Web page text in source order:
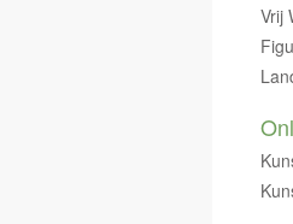
Vrij